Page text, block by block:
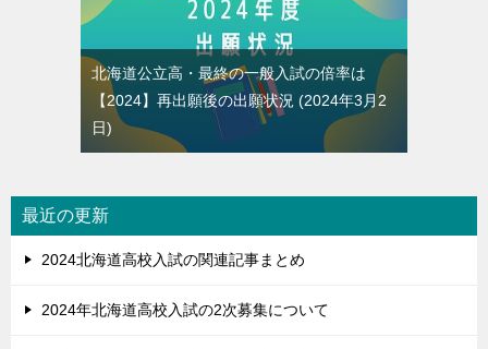
北海道公立高・最終の一般入試の倍率は
【2024】再出願後の出願状況
2024年3月2
日
最近の更新
2024北海道高校入試の関連記事まとめ
2024年北海道高校入試の2次募集について